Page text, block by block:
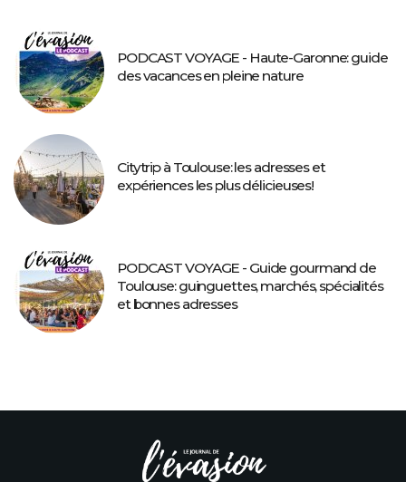
PODCAST VOYAGE - Haute-Garonne: guide
des vacances en pleine nature
Citytrip à Toulouse: les adresses et
expériences les plus délicieuses!
PODCAST VOYAGE - Guide gourmand de
Toulouse: guinguettes, marchés, spécialités
et bonnes adresses